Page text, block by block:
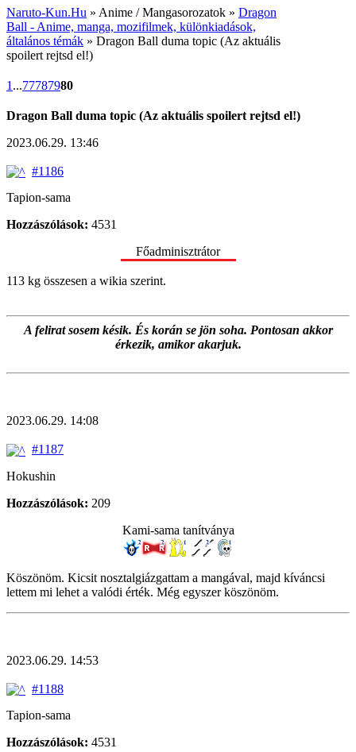
Naruto-Kun.Hu » Anime / Mangasorozatok » Dragon
Ball - Anime, manga, mozifilmek, különkiadások,
általános témák » Dragon Ball duma topic (Az aktuális
spoilert rejtsd el!)
1 ...77787980
Dragon Ball duma topic (Az aktuális spoilert rejtsd el!)
2023.06.29. 13:46
#1186
Tapion-sama
Hozzászólások: 4531
Főadminisztrátor
113 kg összesen a wikia szerint.
A felirat sosem késik. És korán se jön soha. Pontosan akkor
érkezik, amikor akarjuk.
2023.06.29. 14:08
#1187
Hokushin
Hozzászólások: 209
Kami-sama tanítványa
Köszönöm. Kicsit nosztalgiázgattam a mangával, majd kíváncsi
lettem mi lehet a valódi érték. Még egyszer köszönöm.
2023.06.29. 14:53
#1188
Tapion-sama
Hozzászólások: 4531